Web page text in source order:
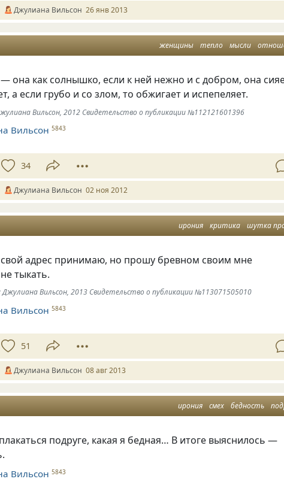
Джулиана Вильсон 26 янв 2013
женщины тепло мысли
она как солнышко, если к ней нежно и с добром, она
а если грубо и со злом, то обжигает и испепеляет.
Вильсон, 2012 Свидетельство о публикации №112121601396
Вильсон 5843
34
Джулиана Вильсон 02 ноя 2012
ирония критика шутка
свой адрес принимаю, но прошу бревном своим мне
тыкать.
Вильсон, 2013 Свидетельство о публикации №113071505010
Вильсон 5843
51
Джулиана Вильсон 08 авг 2013
ирония смех бедность
подруге, какая я бедная… В итоге выяснилось —
Вильсон 5843